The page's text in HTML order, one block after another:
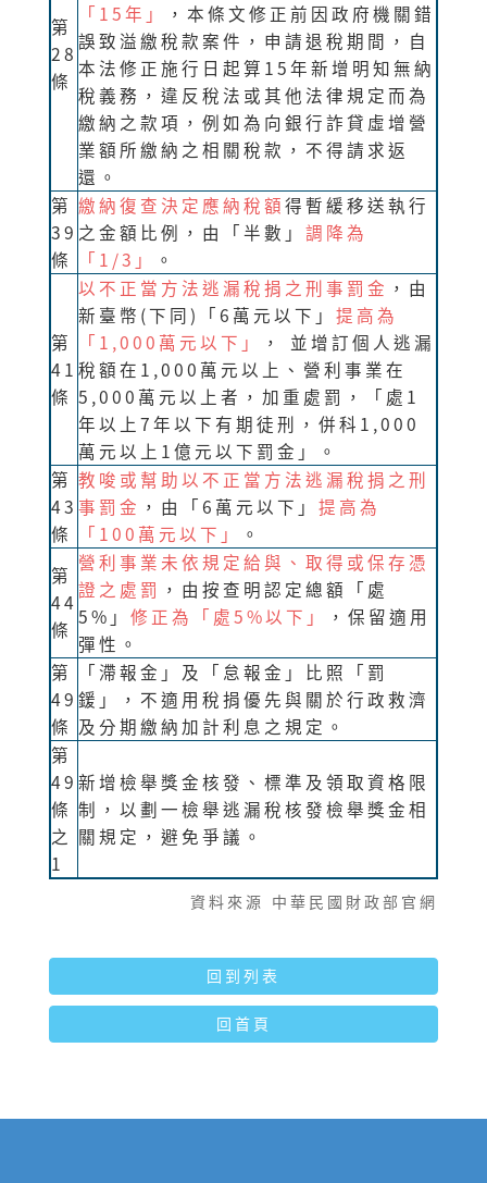
第
28
條
「15年」
，本條文修正前因政府機關錯
誤致溢繳稅款案件，申請退稅期間，自
本法修正施行日起算15年新增明知無納
稅義務，違反稅法或其他法律規定而為
繳納之款項，例如為向銀行詐貸虛增營
業額所繳納之相關稅款，不得請求返
還。
第
39
條
繳納復查決定應納稅額得暫緩移送執行
之金額比例，由「半數」 調降為
「1/3」
。
第
41
條
以不正當方法逃漏稅捐之刑事罰金 ，由
新臺幣(下同)「6萬元以下」 提高為
「1,000萬元以下」
， 並增訂個人逃漏
稅額在1,000萬元以上、營利事業在
5,000萬元以上者，加重處罰，「處1
年以上7年以下有期徒刑，併科1,000
萬元以上1億元以下罰金」。
第
43
條
教唆或幫助以不正當方法逃漏稅捐之刑
事罰金 ，由「6萬元以下」 提高為
「100萬元以下」
。
第
44
條
營利事業未依規定給與、取得或保存憑
證之處罰 ，由按查明認定總額「處
5%」 修正為「處5%以下」
，保留適用
彈性。
第
49
條
「滯報金」及「怠報金」比照「罰
鍰」，不適用稅捐優先與關於行政救濟
及分期繳納加計利息之規定。
第
49
條
之
1
新增檢舉獎金核發、標準及領取資格限
制，以劃一檢舉逃漏稅核發檢舉獎金相
關規定，避免爭議。
資料來源 中華民國財政部官網
回到列表
回首頁